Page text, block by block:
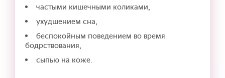
частыми кишечными коликами,
ухудшением сна,
беспокойным поведением во время
бодрствования,
сыпью на коже.